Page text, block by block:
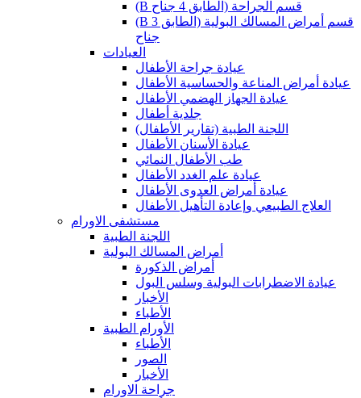
(B قسم الجراحة (الطابق 4 جناح
(B قسم أمراض المسالك البولية (الطابق 3
جناح
العيادات
عيادة جراحة الأطفال
عيادة أمراض المناعة والحساسية الأطفال
عيادة الجهاز الهضمي الأطفال
جلدية أطفال
(اللجنة الطبية (تقارير الأطفال
عيادة الأسنان الأطفال
طب الأطفال النمائي
عيادة علم الغدد الأطفال
عيادة أمراض العدوى الأطفال
العلاج الطبيعي وإعادة التأهيل الأطفال
مستشفى الاورام
اللجنة الطبية
أمراض المسالك البولية
أمراض الذكورة
عيادة الاضطرابات البولية وسلس البول
الأخبار
الأطباء
الأورام الطبية
الأطباء
الصور
الأخبار
جراحة الاورام